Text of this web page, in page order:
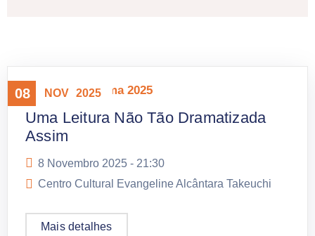
08 NOV 2025
Mostra Panorama 2025
Uma Leitura Não Tão Dramatizada
Assim
8 Novembro 2025 - 21:30
Centro Cultural Evangeline Alcântara Takeuchi
Mais detalhes